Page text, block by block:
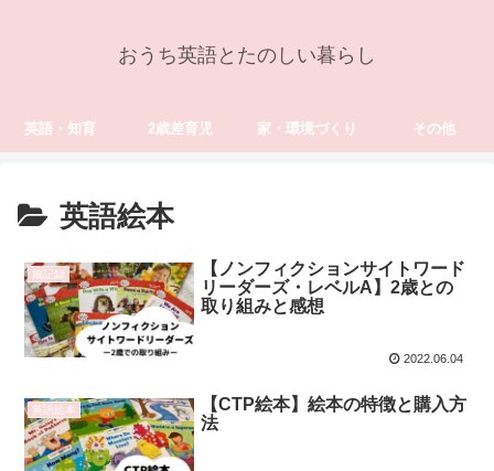
おうち英語とたのしい暮らし
英語・知育 2歳差育児 家・環境づくり その他
英語絵本
娘記録
【ノンフィクションサイトワード
リーダーズ・レベルA】2歳との
取り組みと感想
2022.06.04
英語絵本
【CTP絵本】絵本の特徴と購入方
法